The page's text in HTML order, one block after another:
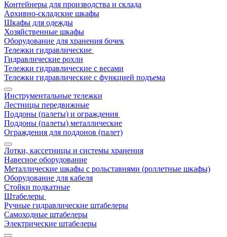
Контейнеры для производства и склада
Архивно-складские шкафы
Шкафы для одежды
Хозяйственные шкафы
Оборудование для хранения бочек
Тележки гидравлические
Гидравлические рохли
Тележки гидравлические с весами
Тележки гидравлические с функцией подъема
Инструментальные тележки
Лестницы передвижные
Поддоны (палеты) и ограждения
Поддоны (палеты) металлические
Ограждения для поддонов (палет)
Лотки, кассетницы и системы хранения
Навесное оборудование
Металлические шкафы с рольставнями (роллетные шкафы)
Оборудование для кабеля
Стойки подкатные
Штабелеры
Ручные гидравлические штабелеры
Самоходные штабелеры
Электрические штабелеры